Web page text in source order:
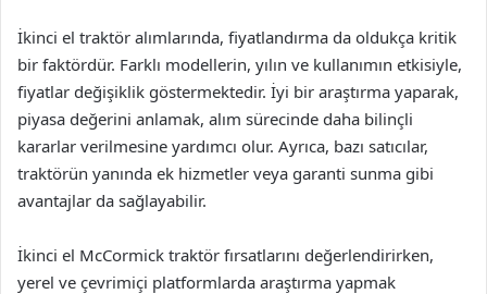
İkinci el traktör alımlarında, fiyatlandırma da oldukça kritik
bir faktördür. Farklı modellerin, yılın ve kullanımın etkisiyle,
fiyatlar değişiklik göstermektedir. İyi bir araştırma yaparak,
piyasa değerini anlamak, alım sürecinde daha bilinçli
kararlar verilmesine yardımcı olur. Ayrıca, bazı satıcılar,
traktörün yanında ek hizmetler veya garanti sunma gibi
avantajlar da sağlayabilir.
İkinci el McCormick traktör fırsatlarını değerlendirirken,
yerel ve çevrimiçi platformlarda araştırma yapmak